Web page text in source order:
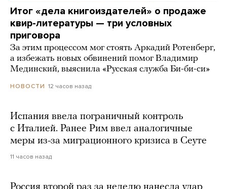
Итог «дела книгоиздателей» о продаже
квир-литературы — три условных
приговора
За этим процессом мог стоять Аркадий Ротенберг,
а избежать новых обвинений помог Владимир
Мединский, выяснила «Русская служба Би-би-си»
НОВОСТИ 12 часов назад
Испания ввела пограничный контроль
с Италией. Ранее Рим ввел аналогичные
меры из-за миграционного кризиса в Сеуте
11 часов назад
Россия второй раз за неделю нанесла удар